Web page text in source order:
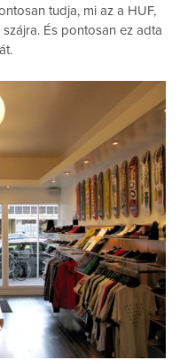
tudja, mi az a HUF,
És pontosan ez adta